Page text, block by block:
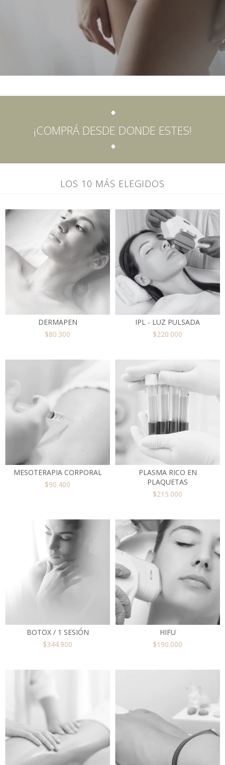
¡COMPRÁ DESDE DONDE ESTES!
LOS 10 MÁS ELEGIDOS
DERMAPEN
$80.300
IPL - LUZ PULSADA
$220.000
MESOTERAPIA CORPORAL
$90.400
PLASMA RICO EN
PLAQUETAS
$215.000
BOTOX / 1 SESIÓN
$344.900
HIFU
$190.000